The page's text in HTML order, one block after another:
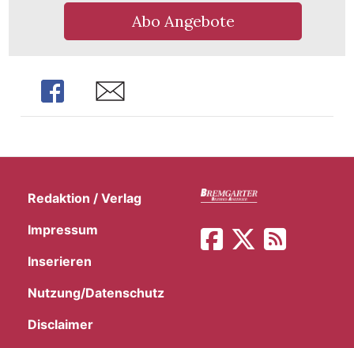
Abo Angebote
Share Share
Redaktion / Verlag
Impressum
Inserieren
Nutzung/Datenschutz
Disclaimer